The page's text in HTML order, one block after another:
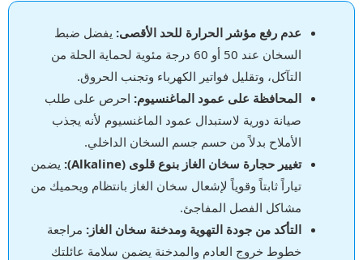
عدم رفع مؤشر الحرارة للحد الأقصى: يفضل ضبط
السخان عند 50 أو 60 درجة مئوية لحماية الحلة من
التآكل، وتقليل فواتير الكهرباء وتجنب الحروق.
المحافظة على عمود الماغنسيوم: احرص على طلب
صيانة دورية لاستبدال عمود الماغنسيوم لأنه يجذب
الأملاح بدلاً من حسم جسم السخان الداخلي.
تغيير حجارة سخان الغاز بنوع قلوى (Alkaline):
يضمن
تياراً ثابتاً وقوياً لإشعال سخان الغاز بانتظام ويحميك من
مشاكل الفصل المفاجئ.
التأكد من جودة التهوية ومدخنة سخان الغاز: مراجعة
خطوط خروج العادم والمدخنة يضمن سلامة عائلتك